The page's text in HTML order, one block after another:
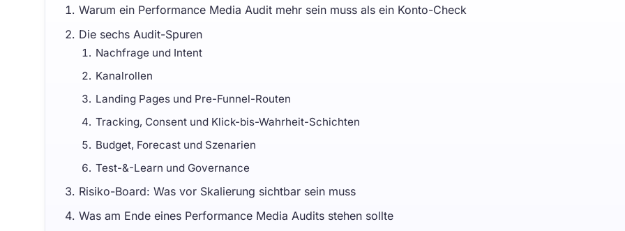
Warum ein Performance Media Audit mehr sein muss als ein Konto-Check
Die sechs Audit-Spuren
Nachfrage und Intent
Kanalrollen
Landing Pages und Pre-Funnel-Routen
Tracking, Consent und Klick-bis-Wahrheit-Schichten
Budget, Forecast und Szenarien
Test-&-Learn und Governance
Risiko-Board: Was vor Skalierung sichtbar sein muss
Was am Ende eines Performance Media Audits stehen sollte